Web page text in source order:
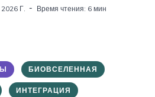
Г. Время чтения: 6 мин
БИОВСЕЛЕННАЯ
ИНТЕГРАЦИЯ